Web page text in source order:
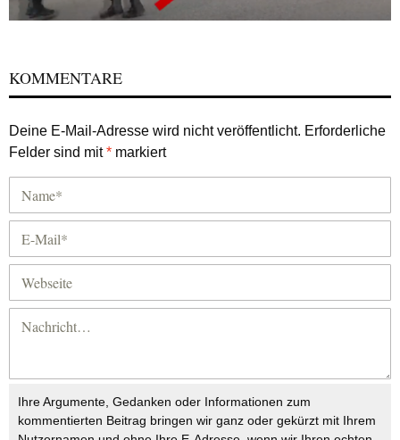
KOMMENTARE
Deine E-Mail-Adresse wird nicht veröffentlicht. Erforderliche
Felder sind mit* markiert
Ihre Argumente, Gedanken oder Informationen zum
kommentierten Beitrag bringen wir ganz oder gekürzt mit Ihrem